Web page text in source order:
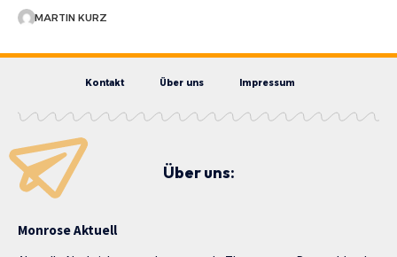
MARTIN KURZ
Kontakt Über uns Impressum
Über uns:
Monrose Aktuell